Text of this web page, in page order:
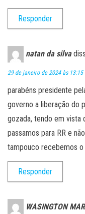
Responder
natan da silva
29 de janeiro de 2024 às 13:15
parabéns presidente
governo a liberação do
gozada, tendo em vista
passamos para RR e
tampouco recebemos
Responder
WASINGTON